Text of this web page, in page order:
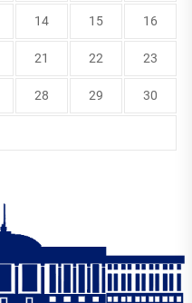
14 15 16
21 22 23
28 29 30